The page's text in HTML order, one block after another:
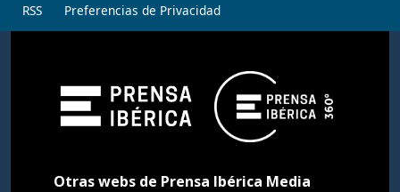
RSS Preferencias de Privacidad
Otras webs de Prensa Ibérica Media